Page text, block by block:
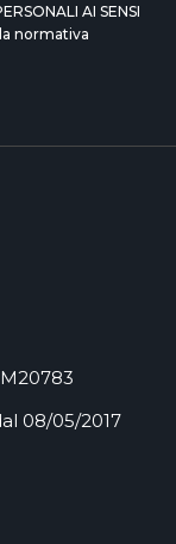
AI SENSI
normativa
08/05/2017